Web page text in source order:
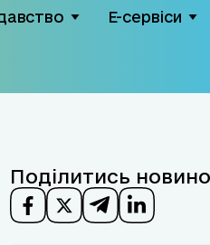
Е-сервіси
Поділитись